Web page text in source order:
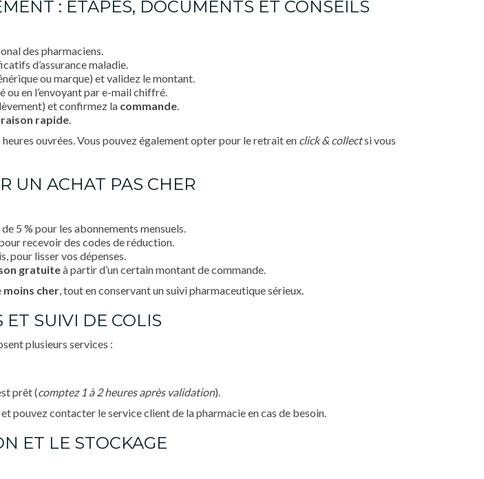
: ÉTAPES, DOCUMENTS ET CONSEILS
des pharmaciens.
d’assurance maladie.
ou marque) et validez le montant.
en l’envoyant par e-mail chiffré.
et confirmez la commande.
rapide.
ouvrées. Vous pouvez également opter pour le retrait en click & collectsi vous
UN ACHAT PAS CHER
5 % pour les abonnements mensuels.
recevoir des codes de réduction.
pour lisser vos dépenses.
gratuiteà partir d’un certain montant de commande.
moins cher, tout en conservant un suivi pharmaceutique sérieux.
SUIVI DE COLIS
plusieurs services :
prêt (comptez 1 à 2 heures après validation).
pouvez contacter le service client de la pharmacie en cas de besoin.
ET LE STOCKAGE